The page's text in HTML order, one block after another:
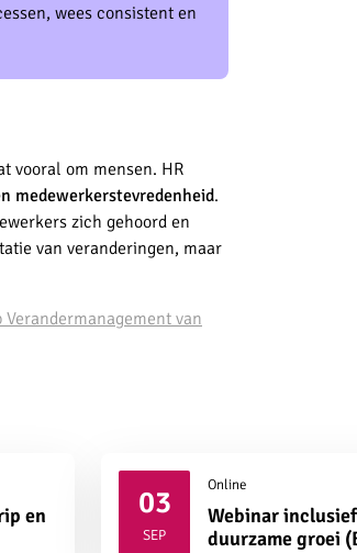
wees consistent en
vooral om mensen. HR
medewerkerstevredenheid.
zich gehoord en
van veranderingen, maar
van
en
03
SEP2026
Online
Webinar
duurzame groei